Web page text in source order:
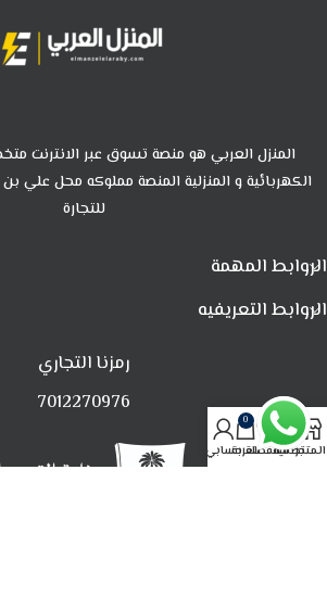
المنزل العربي هو منصة تسوق عبر الانترنت
الكهربائية و المنزلية المنصة مملوكه محل علي
للتجارة
الروابط المهمة
الروابط التعريفيه
رمزنا التجاري
7012270976
المتجرتصفيةالمفضلة
0
العربةحسابي